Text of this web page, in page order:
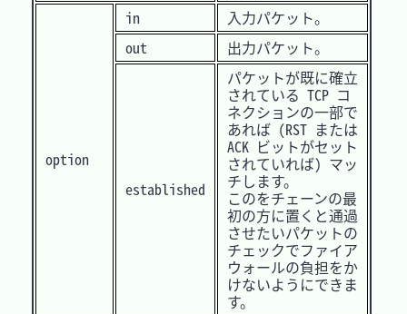
option
in
入力パケット。
out
出力パケット。
established
パケットが既に確立
されている TCP コ
ネクションの一部で
あれば (RST または
ACK ビットがセット
されていれば) マッ
チします。
このをチェーンの最
初の方に置くと通過
させたいパケットの
チェックでファイア
ウォールの負担をか
けないようにできま
す。